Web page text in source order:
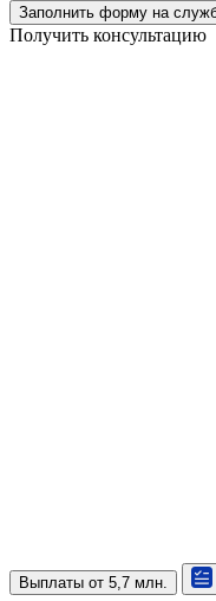
Заполнить форму на
Получить консультацию
Выплаты от 5,7 млн.